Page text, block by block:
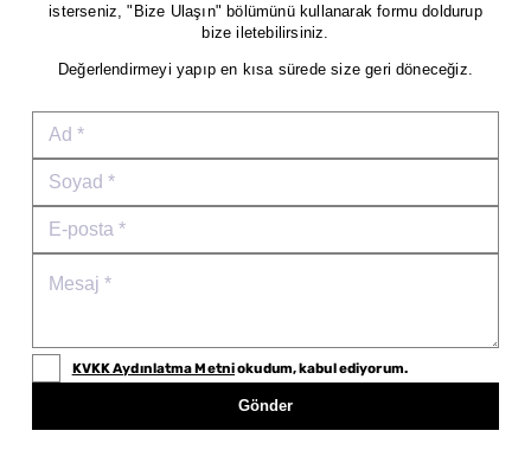
isterseniz, "Bize Ulaşın" bölümünü kullanarak formu doldurup
bize iletebilirsiniz.
Değerlendirmeyi yapıp en kısa sürede size geri döneceğiz.
KVKK Aydınlatma Metniokudum, kabul ediyorum.
Gönder